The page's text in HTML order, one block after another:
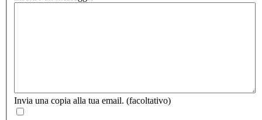
Invia una copia alla tua email. (facoltativo)